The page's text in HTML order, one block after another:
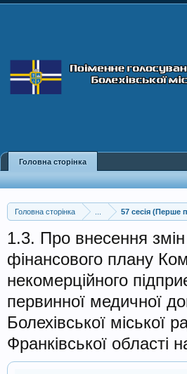
Головна сторінка 57 сесія (Перше
1.3. Про внесення
фінансового плану
некомерційного
первинної медичної
Болехівської міської
Франківської області
Головна сторінка